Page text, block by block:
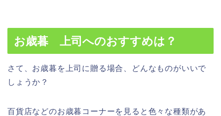
お歳暮 上司へのおすすめは？
さて、お歳暮を上司に贈る場合、どんなものがいいで
しょうか？
百貨店などのお歳暮コーナーを見ると色々な種類があ